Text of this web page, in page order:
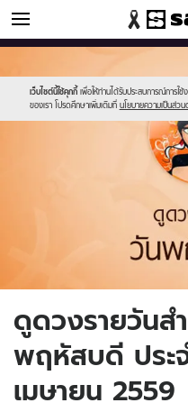
ดูดวง
เว็บไซต์นี้ใช้คุกกี้ เพื่อให้ท่านได้รับประสบการณ์การใ
ของเรา โปรดศึกษาเพิ่มเติมที่ นโยบายความเป็นส่วน
//s.isanook.com/sr/0/images/
new-
sanook.png
//s.isanook.com/ho/0/ud/fxd/day/
ดูดวงรายวันส
พฤหัสบดี ประ
เมษายน 2559